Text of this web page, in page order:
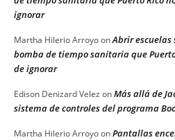
ignorar
Martha Hilerio ArroyoonAbrir
bomba de tiempo sanitaria que
de ignorar
Edison Denizard Velez onMás allá de
sistema de controles del programa
Martha Hilerio ArroyoonPantallas